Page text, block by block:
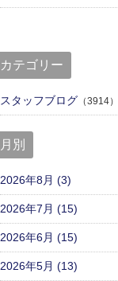
カテゴリー
スタッフブログ（3914）
月別
2026年8月 (3)
2026年7月 (15)
2026年6月 (15)
2026年5月 (13)